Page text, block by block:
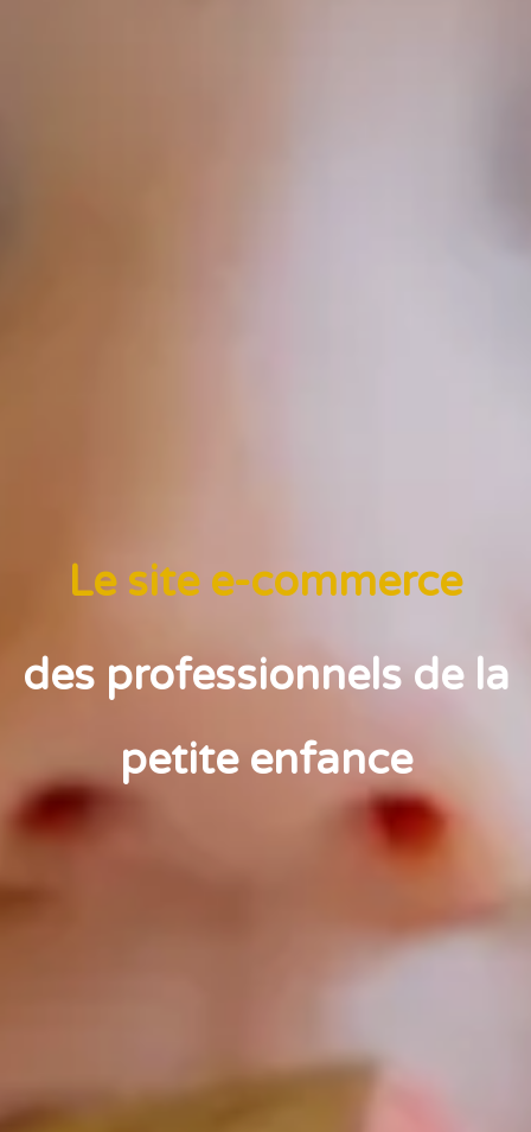
Le site e-commerce
des professionnels de la
petite enfance